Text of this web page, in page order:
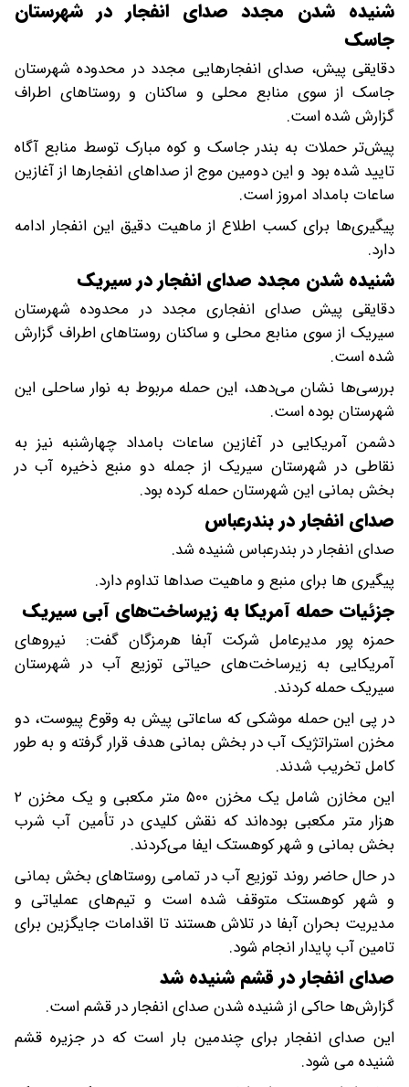
شنیده شدن مجدد صدای انفجار در شهرستان
جاسک
دقایقی پیش، صدای انفجارهایی مجدد در محدوده شهرستان
جاسک از سوی منابع محلی و ساکنان و روستاهای اطراف
گزارش شده است.
پیش‌تر حملات به بندر جاسک و کوه مبارک توسط منابع آگاه
تایید شده بود و این دومین موج از صداهای انفجارها از آغازین
ساعات بامداد امروز است.
پیگیری‌ها برای کسب اطلاع از ماهیت دقیق این انفجار ادامه
دارد.
شنیده شدن مجدد صدای انفجار در سیریک
دقایقی پیش صدای انفجاری مجدد در محدوده شهرستان
سیریک از سوی منابع محلی و ساکنان روستاهای اطراف گزارش
شده است.
بررسی‌ها نشان می‌دهد، این حمله مربوط به نوار ساحلی این
شهرستان بوده است.
دشمن آمریکایی در آغازین ساعات بامداد چهارشنبه نیز به
نقاطی در شهرستان سیریک از جمله دو منبع ذخیره آب در
بخش بمانی این شهرستان حمله کرده بود.
صدای انفجار در بندرعباس
صدای انفجار در بندرعباس شنیده شد.
پیگیری ها برای منبع و ماهیت صداها تداوم دارد.
جزئیات حمله آمریکا به زیرساخت‌های آبی سیریک
حمزه پور مدیرعامل شرکت آبفا هرمزگان گفت: نیروهای
آمریکایی به زیرساخت‌های حیاتی توزیع آب در شهرستان
سیریک حمله کردند.
در پی این حمله موشکی که ساعاتی پیش به وقوع پیوست، دو
مخزن استراتژیک آب در بخش بمانی هدف قرار گرفته و به طور
کامل تخریب شدند.
این مخازن شامل یک مخزن ۵۰۰ متر مکعبی و یک مخزن ۲
هزار متر مکعبی بوده‌اند که نقش کلیدی در تأمین آب شرب
بخش بمانی و شهر کوهستک ایفا می‌کردند.
در حال حاضر روند توزیع آب در تمامی روستاهای بخش بمانی
و شهر کوهستک متوقف شده است و تیم‌های عملیاتی و
مدیریت بحران آبفا در تلاش هستند تا اقدامات جایگزین برای
تامین آب پایدار انجام شود.
صدای انفجار در قشم شنیده شد
گزارش‌ها حاکی از شنیده شدن صدای انفجار در قشم است.
این صدای انفجار برای چندمین بار است که در جزیره قشم
شنیده می شود.